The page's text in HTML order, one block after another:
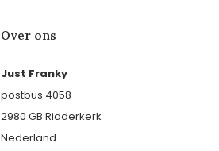
Over ons
Just Franky
postbus 4058
2980 GB Ridderkerk
Nederland